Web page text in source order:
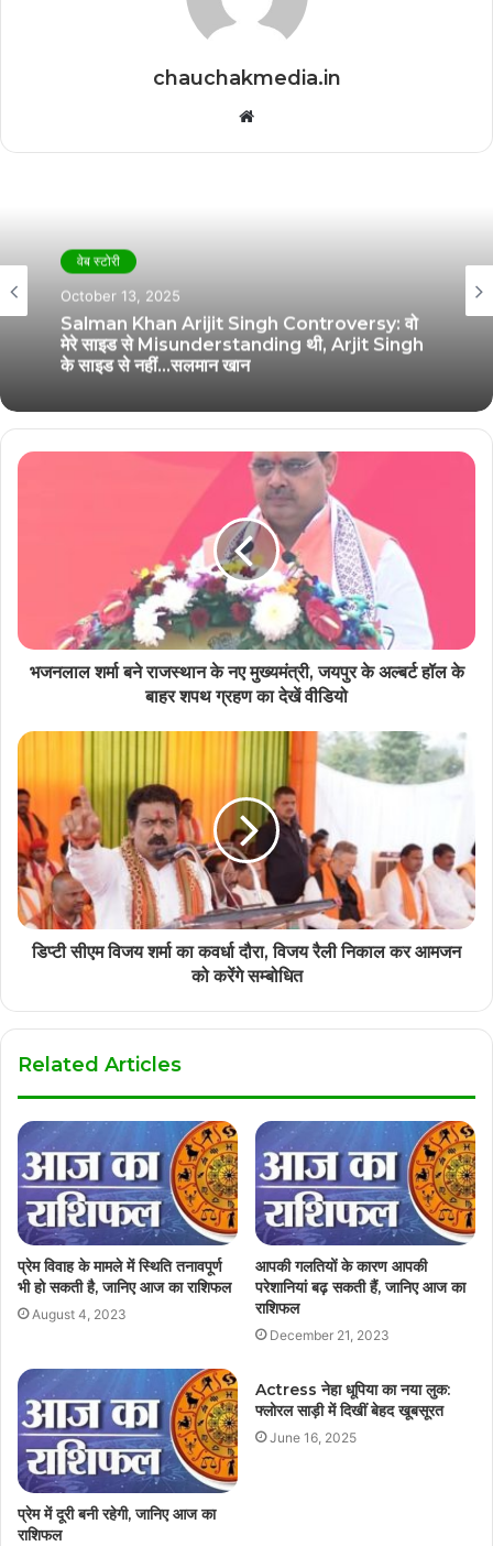
chauchakmedia.in
Website
वेब स्टोरी
October 13, 2025
Salman Khan Arijit Singh Controversy: वो
मेरे साइड से Misunderstanding थी, Arjit Singh
के साइड से नहीं…सलमान खान
भजनलाल शर्मा बने राजस्थान के नए मुख्यमंत्री, जयपुर के अल्बर्ट हॉल के
बाहर शपथ ग्रहण का देखें वीडियो
डिप्टी सीएम विजय शर्मा का कवर्धा दौरा, विजय रैली निकाल कर आमजन
को करेंगे सम्बोधित
Related Articles
प्रेम विवाह के मामले में स्थिति तनावपूर्ण
भी हो सकती है, जानिए आज का राशिफल
August 4, 2023
आपकी गलतियों के कारण आपकी
परेशानियां बढ़ सकती हैं, जानिए आज का
राशिफल
December 21, 2023
प्रेम में दूरी बनी रहेगी, जानिए आज का
राशिफल
Actress नेहा धूपिया का नया लुक:
फ्लोरल साड़ी में दिखीं बेहद खूबसूरत
June 16, 2025